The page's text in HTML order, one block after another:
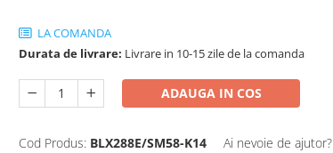
LA COMANDA
Durata de livrare: Livrare in 10-15 zile de la comanda
ADAUGA IN COS
Cod Produs: BLX288E/SM58-K14 Ai nevoie de ajutor?